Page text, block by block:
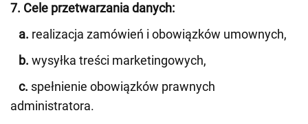
7. Cele przetwarzania danych:
a. realizacja zamówień i obowiązków umownych,
b. wysyłka treści marketingowych,
c. spełnienie obowiązków prawnych
administratora.